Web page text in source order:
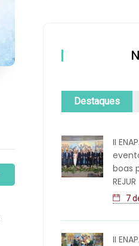
Destaques
II
boas
REJUR
7
II